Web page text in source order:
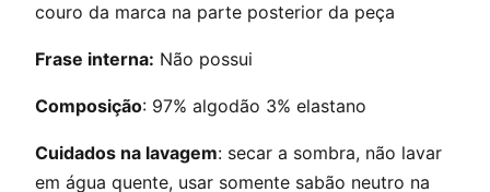
couro da marca na parte posterior da peça
Frase interna: Não possui
Composição: 97% algodão 3% elastano
Cuidados na lavagem: secar a sombra, não lavar
em água quente, usar somente sabão neutro na